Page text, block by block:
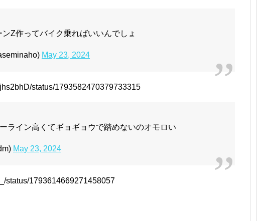
Z作ってバイク乗ればいいんでしょ
May 23, 2024
status/1793582470379733315
ライン高くてギョギョウで踏めないのオモロい
May 23, 2024
status/1793614669271458057